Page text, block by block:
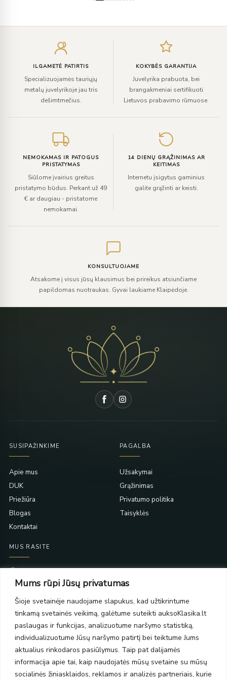
Mums rūpi Jūsų privatumas
Šioje svetainėje naudojame slapukus, kad užtikrintume
tinkamą svetainės veikimą, galėtume suteikti auksoKlasika.lt
paslaugas ir funkcijas, analizuotume naršymo statistiką,
individualizuotume Jūsų naršymo patirtį bei teiktume Jums
aktualius rinkodaros pasiūlymus. Taip pat dalijamės
informacija apie tai, kaip naudojatės mūsų svetaine su mūsų
socialinės žiniasklaidos, reklamos ir analizės partneriais, kurie
ILGAMETĖ PATIRTIS
Specializuojamės tauriųjų
metalų juvelyrikoje jau tris
dešimtmečius.
KOKYBĖS GARANTIJA
Juvelyrika prabuota, bei
brangakmeniai sertifikuoti
Lietuvos prabavimo rūmuose.
NEMOKAMAS IR PATOGUS
PRISTATYMAS
Siūlome įvairius greitus
pristatymo būdus. Perkant už 49
€ ar daugiau - pristatome
nemokamai.
14 DIENŲ GRĄŽINIMAS AR
KEITIMAS
Internetu įsigytus gaminius
galite grąžinti ar keisti.
KONSULTUOJAME
Atsakome į visus jūsų klausimus bei prireikus atsiunčiame
papildomas nuotraukas. Gyvai laukiame Klaipėdoje.
SUSIPAŽINKIME
Apie mus
DUK
Priežiūra
Blogas
Kontaktai
PAGALBA
Užsakymai
Grąžinimas
Privatumo politika
Taisyklės
MUS RASITE
PC Molas, Klaipėda
PC BIG 2, Klaipėda
Šilutės pl. 35
PC Banginis, Klaipėda
NAUJIENLAIŠKIS
Prenumeruokite ir gaukite pasiūlymus, naujienas bei riboto